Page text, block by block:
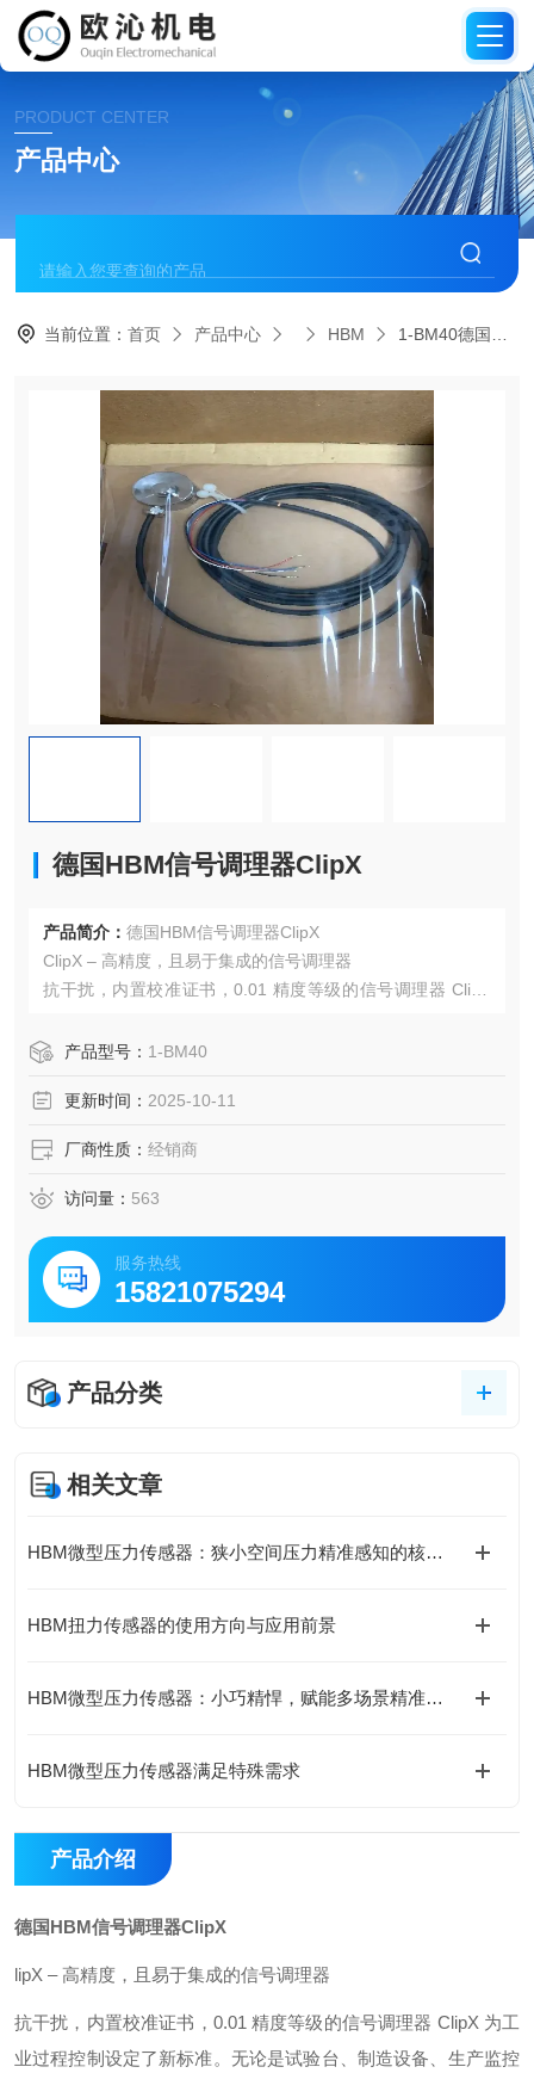
PRODUCT CENTER
产品中心
当前位置：首页 产品中心 HBM 1-BM40德国HBM信号调理器ClipX
德国HBM信号调理器ClipX
产品简介： 德国HBM信号调理器ClipX
ClipX – 高精度，且易于集成的信号调理器
抗干扰，内置校准证书，0.01 精度等级的信号调理器 ClipX
产品型号： 1-BM40
更新时间： 2025-10-11
厂商性质： 经销商
访问量： 563
服务热线
15821075294
产品分类
相关文章
HBM微型压力传感器：狭小空间压力精准感知的核心支撑
HBM扭力传感器的使用方向与应用前景
HBM微型压力传感器：小巧精悍，赋能多场景精准测压
HBM微型压力传感器满足特殊需求
产品介绍
德国HBM信号调理器ClipX
lipX – 高精度，且易于集成的信号调理器
抗干扰，内置校准证书，0.01 精度等级的信号调理器 ClipX 为工
业过程控制设定了新标准。无论是试验台、制造设备、生产监控